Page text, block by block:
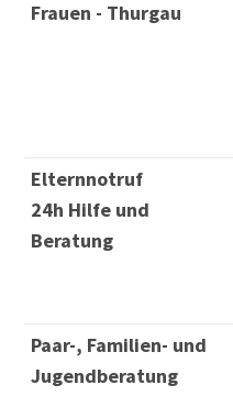
Frauen - Thurgau
Elternnotruf
24h Hilfe und
Beratung
Paar-, Familien- und
Jugendberatung